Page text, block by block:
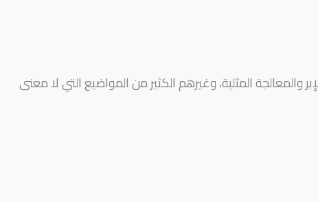
والمعالجة المثلية، وغيرهم الكثير من المواضيع التي لا معنى